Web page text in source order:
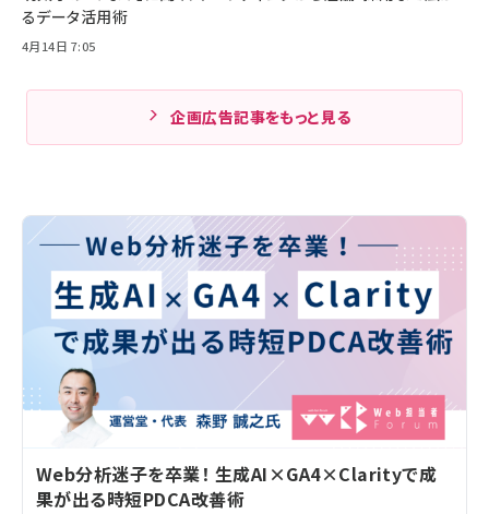
るデータ活用術
4月14日 7:05
企画広告記事をもっと見る
Web分析迷子を卒業！ 生成AI×GA4×Clarityで成
果が出る時短PDCA改善術